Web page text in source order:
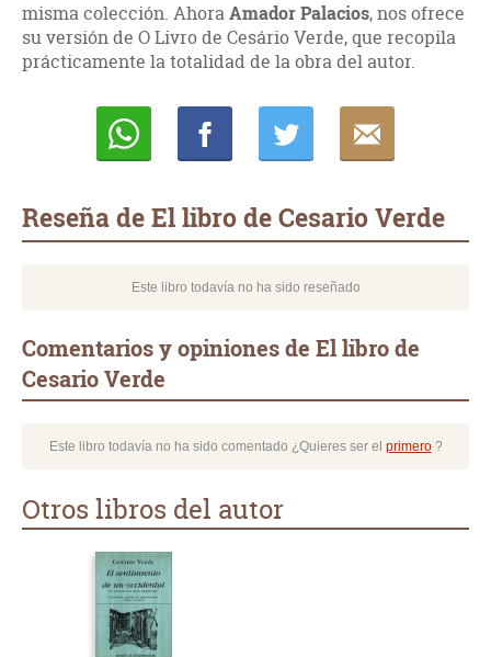
misma colección. AhoraAmador Palacios, nos ofrece
su versión de O Livro de Cesário Verde, que recopila
prácticamente la totalidad de la obra del autor.
Reseña de El libro de Cesario Verde
Este libro todavía no ha sido reseñado
Comentarios y opiniones de El libro de
Cesario Verde
Este libro todavía no ha sido comentado ¿Quieres ser el primero?
Otros libros del autor